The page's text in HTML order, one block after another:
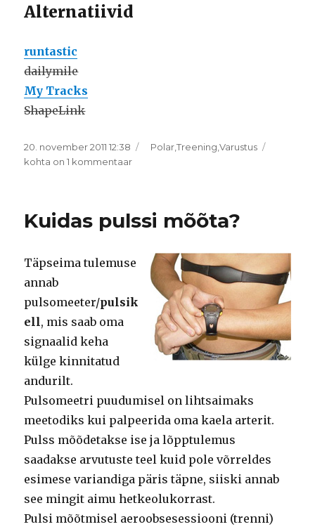
Alternatiivid
runtastic
dailymile
My Tracks
ShapeLink
Postitatud
20. november 2011 12:38 Rubriigid
Polar,Treening ,Varustus
Sotsiaalsed
kohta on 1 kommentaar
Kuidas pulssi mõõta?
Täpseima tulemuse
annab
pulsomeeter/pulsik
ell, mis saab oma
signaalid keha
külge kinnitatud
andurilt.
Pulsomeetri puudumisel on lihtsaimaks
meetodiks kui palpeerida oma kaela arterit.
Pulss mõõdetakse ise ja lõpptulemus
saadakse arvutuste teel kuid pole võrreldes
esimese variandiga päris täpne, siiski annab
see mingit aimu hetkeolukorrast.
Pulsi mõõtmisel aeroobsesessiooni (trenni)